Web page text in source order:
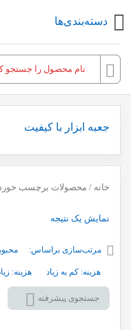
دسته‌بندی‌ها
جعبه ابزار با کیفیت
خانه / محصولات برچسب خورده
نمایش یک نتیجه
مرتب‌سازی براساس:
هزینه: کم به زیاد هزینه:
جستجوی پیشرفته